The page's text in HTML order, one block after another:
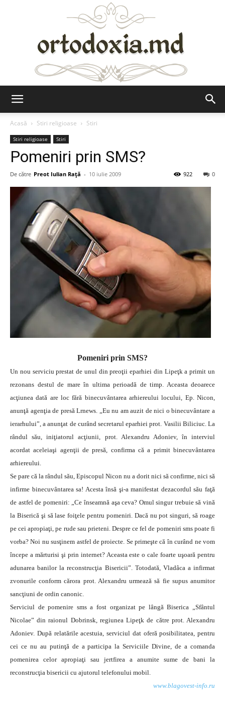
Acasă
Stiri religioase Stiri
Stiri religioase Stiri
Pomeniri prin SMS?
De către Preot Iulian Raţă - 10 iulie 2009 0
922
Pomeniri prin SMS?
Un nou serviciu prestat de unul din preoţii eparhiei din Lipeţk a primit un
rezonans destul de mare în ultima perioadă de timp. Aceasta deoarece
acţiunea dată are loc fără binecuvântarea arhiereului locului, Ep. Nicon,
anunţă agenţia de presă Lrnews. „Eu nu am auzit de nici o binecuvântare a
ierarhului”, a anunţat de curând secretarul eparhiei prot. Vasilii Biliciuc. La
rândul său, iniţiatorul acţiunii, prot. Alexandru Adoniev, în interviul
acordat aceleiaşi agenţii de presă, confirma că a primit binecuvântarea
arhiereului.
Se pare că la rândul său, Episcopul Nicon nu a dorit nici să confirme, nici să
infirme binecuvântarea sa! Acesta însă şi-a manifestat dezacordul său faţă
de astfel de pomeniri: „Ce înseamnă aşa ceva? Omul singur trebuie să vină
la Biserică şi să lase foiţele pentru pomeniri. Dacă nu pot singuri, să roage
pe cei apropiaţi, pe rude sau prieteni. Despre ce fel de pomeniri sms poate fi
vorba? Noi nu susţinem astfel de proiecte. Se primeşte că în curând ne vom
începe a mărturisi şi prin internet? Aceasta este o cale foarte uşoară pentru
adunarea banilor la reconstrucţia Bisericii”. Totodată, Vladâca a infirmat
zvonurile conform cărora prot. Alexandru urmează să fie supus anumitor
sancţiuni de ordin canonic.
Serviciul de pomenire sms a fost organizat pe lângă Biserica „Sfântul
Nicolae” din raionul Dobrinsk, regiunea Lipeţk de către prot. Alexandru
Adoniev. După relatările acestuia, serviciul dat oferă posibilitatea, pentru
cei ce nu au putinţă de a participa la Serviciile Divine, de a comanda
pomenirea celor apropiaţi sau jertfirea a anumite sume de bani la
reconstrucţia bisericii cu ajutorul telefonului mobil.
www.blagovest-info.ru